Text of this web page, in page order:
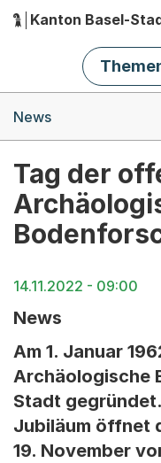
Hauptnavigation
Kanton Basel-
News
Tag der
14.11.2022 - 09:00
News
Am 1. Januar
Archäologische
Stadt
Jubiläum öffnet
19. November